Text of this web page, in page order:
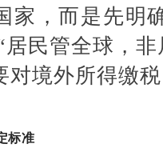
家，而是先明
民管全球，
对境外所得缴
标准